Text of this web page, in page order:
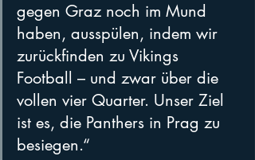
gegen Graz noch im Mund
haben, ausspülen, indem wir
zurückfinden zu Vikings
Football – und zwar über die
vollen vier Quarter. Unser Ziel
ist es, die Panthers in Prag zu
besiegen.“